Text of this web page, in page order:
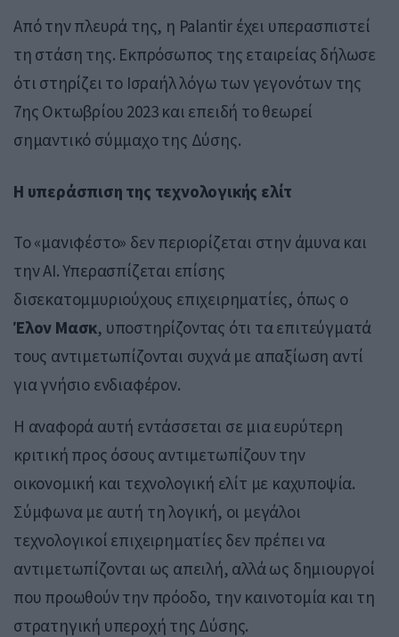
Από την πλευρά της, η Palantir έχει υπερασπιστεί
τη στάση της. Εκπρόσωπος της εταιρείας δήλωσε
ότι στηρίζει το Ισραήλ λόγω των γεγονότων της
7ης Οκτωβρίου 2023 και επειδή το θεωρεί
σημαντικό σύμμαχο της Δύσης.
Η υπεράσπιση της τεχνολογικής ελίτ
Το «μανιφέστο» δεν περιορίζεται στην άμυνα και
την AI. Υπερασπίζεται επίσης
δισεκατομμυριούχους επιχειρηματίες, όπως ο
Έλον Μασκ, υποστηρίζοντας ότι τα επιτεύγματά
τους αντιμετωπίζονται συχνά με απαξίωση αντί
για γνήσιο ενδιαφέρον.
Η αναφορά αυτή εντάσσεται σε μια ευρύτερη
κριτική προς όσους αντιμετωπίζουν την
οικονομική και τεχνολογική ελίτ με καχυποψία.
Σύμφωνα με αυτή τη λογική, οι μεγάλοι
τεχνολογικοί επιχειρηματίες δεν πρέπει να
αντιμετωπίζονται ως απειλή, αλλά ως δημιουργοί
που προωθούν την πρόοδο, την καινοτομία και τη
στρατηγική υπεροχή της Δύσης.